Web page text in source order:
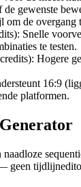
gewenste
om de overgang
Snelle
te testen.
Hogere
16:9
platformen.
geen